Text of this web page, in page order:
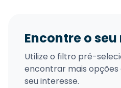
Encontre o
Utilize o filtro pré-
encontrar mais opções
seu interesse.